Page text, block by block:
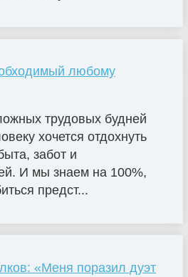
любому
трудовых будней
хочется отдохнуть
забот и
И мы знаем на 100%,
предст...
«Меня поразил дуэт